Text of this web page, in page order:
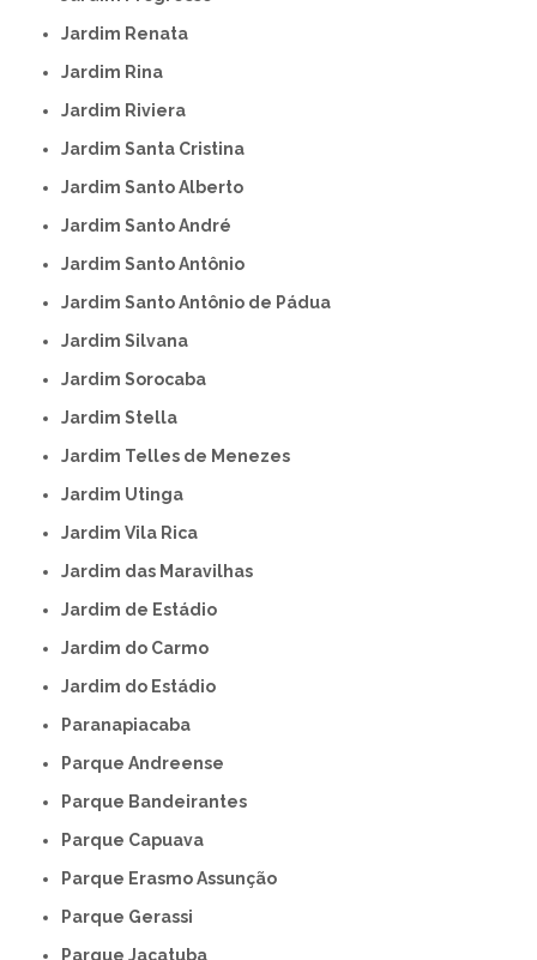
Jardim Renata
Jardim Rina
Jardim Riviera
Jardim Santa Cristina
Jardim Santo Alberto
Jardim Santo André
Jardim Santo Antônio
Jardim Santo Antônio de Pádua
Jardim Silvana
Jardim Sorocaba
Jardim Stella
Jardim Telles de Menezes
Jardim Utinga
Jardim Vila Rica
Jardim das Maravilhas
Jardim de Estádio
Jardim do Carmo
Jardim do Estádio
Paranapiacaba
Parque Andreense
Parque Bandeirantes
Parque Capuava
Parque Erasmo Assunção
Parque Gerassi
Parque Jaçatuba